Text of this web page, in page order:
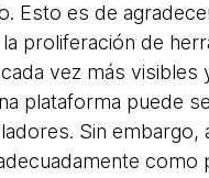
Esto es de
proliferación de
vez más visibles
plataforma puede
Sin embargo,